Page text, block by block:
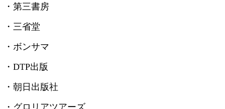
・第三書房
・三省堂
・ボンサマ
・ DTP出版
・朝日出版社